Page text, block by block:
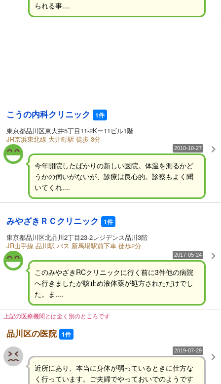
られる事....
こうの内科クリニック 1件
東京都品川区東大井5丁目11-2Kー11ビル1階
JR京浜東北線 大井町駅 徒歩 3分
2010-10-27
今年開院したばかりの新しい医院。体温を測るかど
うかの伺いがないが、診療は良心的。診察もよく聞
いてくれ....
みやざきＲＣクリニック 1件
東京都品川区北品川2丁目23-2レジデンス品川3階
JR山手線 品川駅 バス 新馬場駅前下車 徒歩2分
2017-05-24
このみやざきRCクリニックに行く前に3件他の病院
へ行きましたが咳止め液体薬が処方されただけでし
た。ま....
上記の医療機関とは全く別のところです
品川区の医院 1件
2019-07-29
近所にあり、本当に身体が弱っているときに仕方な
く行っています。ご夫婦でやっておいでのようです